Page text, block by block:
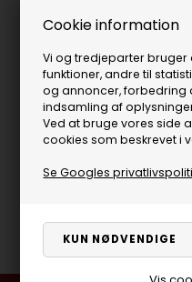
Cookie information
Vi og tredjeparter
funktioner, andre til
og annoncer, forbedring
indsamling af
Ved at bruge vores side
cookies som beskrevet i
Se Googles
bordtennisborde
20,00
DKK
35,00
Få på lager